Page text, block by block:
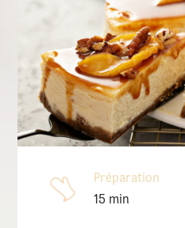
Préparation
15 min